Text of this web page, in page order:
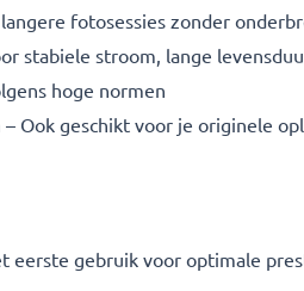
fotosessies zonder
stabiele stroom, lange
hoge normen
– Ook geschikt voor je originele
eerste gebruik voor optimale